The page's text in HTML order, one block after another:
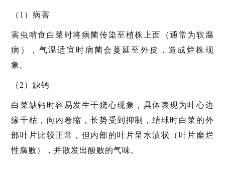
（1）病害
害虫啃食白菜时将病菌传染至植株上面（通常为软腐
病），气温适宜时病菌会蔓延至外皮，造成烂株现
象。
（2）缺钙
白菜缺钙时容易发生干烧心现象，具体表现为叶心边
缘干枯，向内卷缩，长势受到抑制，结球时白菜的外
部叶片比较正常，但内部的叶片呈水渍状（叶片糜烂
性腐败），并散发出酸败的气味。